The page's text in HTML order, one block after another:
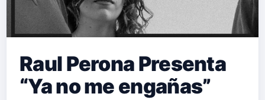
Raul Perona Presenta
“Ya no me engañas”